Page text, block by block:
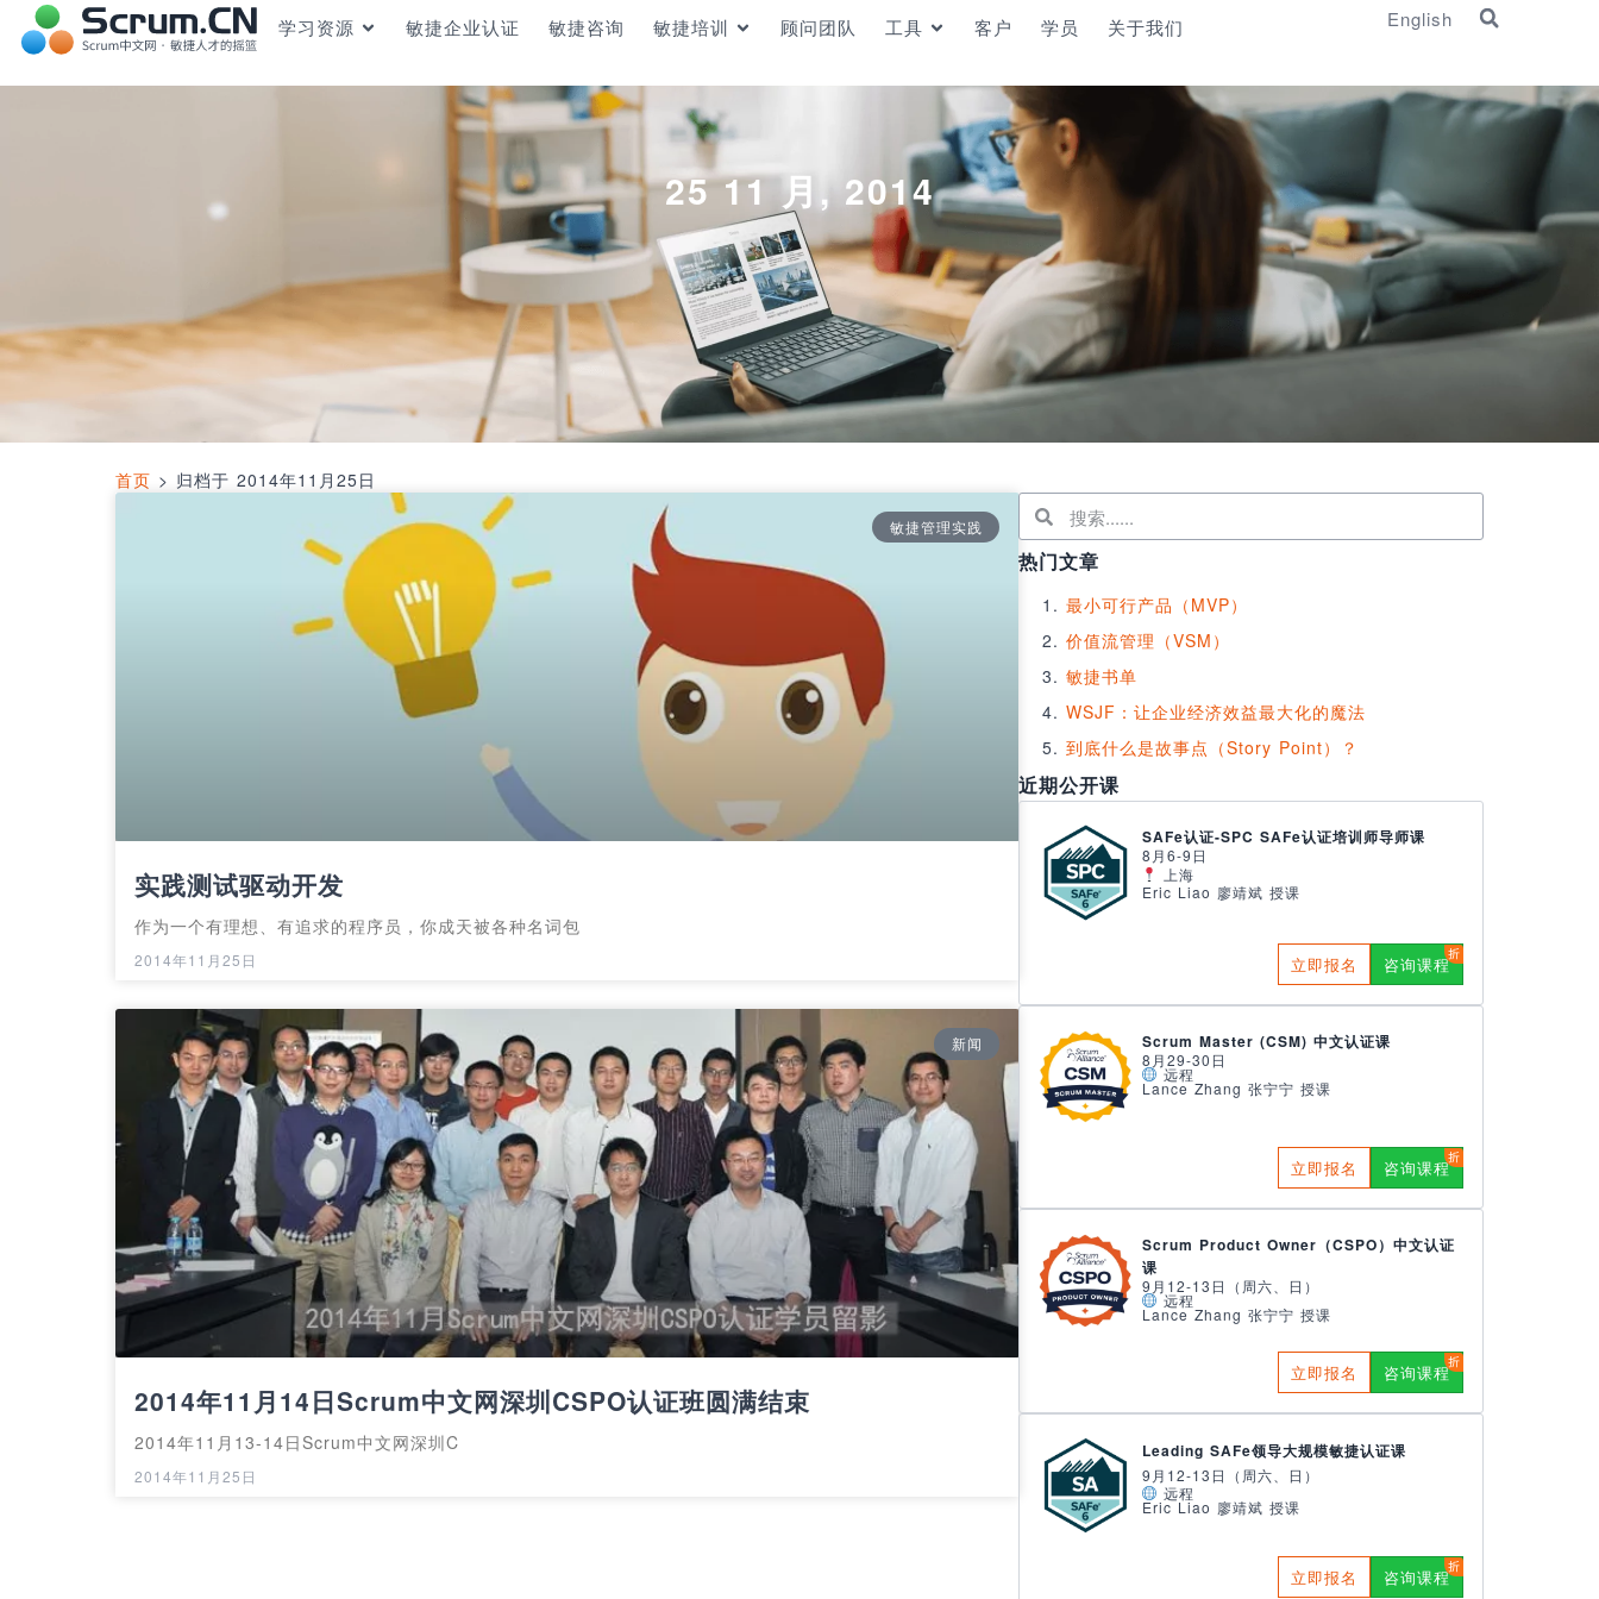
学习资源 敏捷企业认证 敏捷咨询 敏捷培训 顾问团队 工具 客户 学员 关于我们 English
25 11 月, 2014
首页 > 归档于 2014年11月25日
敏捷管理实践
实践测试驱动开发
作为一个有理想、有追求的程序员，你成天被各种名词包
2014年11月25日
新闻
2014年11月14日Scrum中文网深圳CSPO认证班圆满结束
2014年11月13-14日Scrum中文网深圳C
2014年11月25日
热门文章
最小可行产品（MVP）
价值流管理（VSM）
敏捷书单
WSJF：让企业经济效益最大化的魔法
到底什么是故事点（Story Point）？
近期公开课
SAFe认证-SPC SAFe认证培训师导师课
8月6-9日
上海
Eric Liao 廖靖斌 授课
立即报名 咨询课程
Scrum Master (CSM) 中文认证课
8月29-30日
远程
Lance Zhang 张宁宁 授课
立即报名 咨询课程
Scrum Product Owner（CSPO）中文认证
课
9月12-13日（周六、日）
远程
Lance Zhang 张宁宁 授课
立即报名 咨询课程
Leading SAFe领导大规模敏捷认证课
9月12-13日（周六、日）
远程
Eric Liao 廖靖斌 授课
立即报名 咨询课程